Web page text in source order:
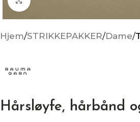
Hjem STRIKKEPAKKER Dame
Hårsløyfe, hårbånd